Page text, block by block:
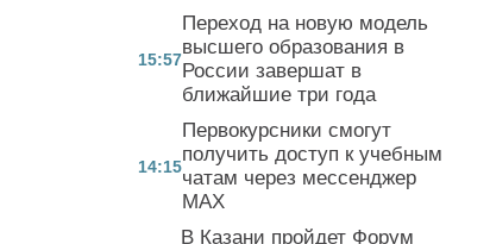
15:57
Переход на новую модель
высшего образования в
России завершат в
ближайшие три года
14:15
Первокурсники смогут
получить доступ к учебным
чатам через мессенджер
MAX
В Казани пройдет Форум